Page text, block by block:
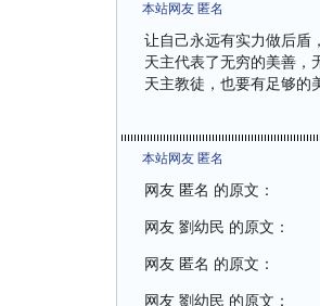
本站网友 匿名
让自己永远有实力做后盾
天主代表了无穷的美善，
天主教徒，也要有足够的
本站网友 匿名
网友 匿名 的原文：
网友 劉幼民 的原文：
网友 匿名 的原文：
网友 劉幼民 的原文：